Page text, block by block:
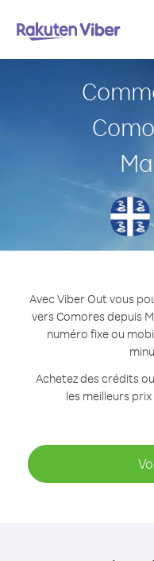
Avec Viber Out vous
vers Comores depuis
numéro fixe ou
Achetez des crédits
les meilleurs